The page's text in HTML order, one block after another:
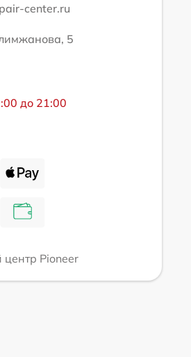
center.ru
5
до 21:00
Pioneer